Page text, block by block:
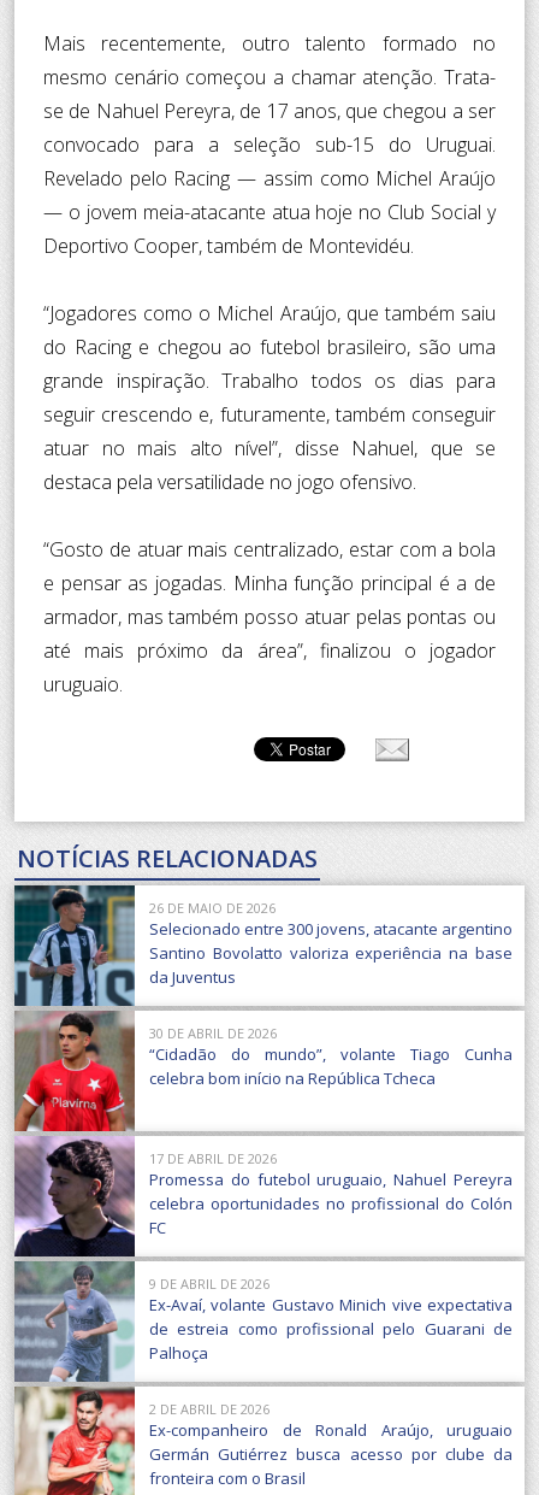
Mais recentemente, outro talento formado no
mesmo cenário começou a chamar atenção. Trata-
se de Nahuel Pereyra, de 17 anos, que chegou a ser
convocado para a seleção sub-15 do Uruguai.
Revelado pelo Racing — assim como Michel Araújo
— o jovem meia-atacante atua hoje no Club Social y
Deportivo Cooper, também de Montevidéu.
“Jogadores como o Michel Araújo, que também saiu
do Racing e chegou ao futebol brasileiro, são uma
grande inspiração. Trabalho todos os dias para
seguir crescendo e, futuramente, também conseguir
atuar no mais alto nível”, disse Nahuel, que se
destaca pela versatilidade no jogo ofensivo.
“Gosto de atuar mais centralizado, estar com a bola
e pensar as jogadas. Minha função principal é a de
armador, mas também posso atuar pelas pontas ou
até mais próximo da área”, finalizou o jogador
uruguaio.
NOTÍCIAS RELACIONADAS
26 DE MAIO DE 2026
Selecionado entre 300 jovens, atacante argentino
Santino Bovolatto valoriza experiência na base
da Juventus
30 DE ABRIL DE 2026
“Cidadão do mundo”, volante Tiago Cunha
celebra bom início na República Tcheca
17 DE ABRIL DE 2026
Promessa do futebol uruguaio, Nahuel Pereyra
celebra oportunidades no profissional do Colón
FC
9 DE ABRIL DE 2026
Ex-Avaí, volante Gustavo Minich vive expectativa
de estreia como profissional pelo Guarani de
Palhoça
2 DE ABRIL DE 2026
Ex-companheiro de Ronald Araújo, uruguaio
Germán Gutiérrez busca acesso por clube da
fronteira com o Brasil